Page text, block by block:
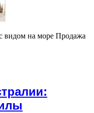
видом на море Продажа